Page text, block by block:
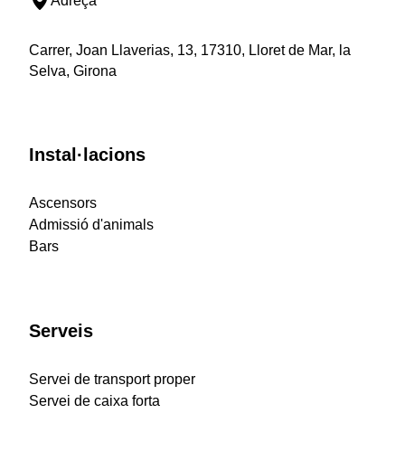
Carrer, Joan Llaverias, 13, 17310, Lloret de Mar, la
Selva, Girona
Instal·lacions
Ascensors
Admissió d'animals
Bars
Serveis
Servei de transport proper
Servei de caixa forta